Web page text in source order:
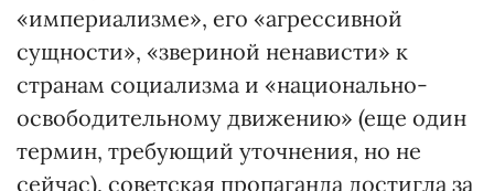
«империализме», его «агрессивной
сущности», «звериной ненависти» к
странам социализма и «национально-
освободительному движению» (еще один
термин, требующий уточнения, но не
сейчас), советская пропаганда достигла за